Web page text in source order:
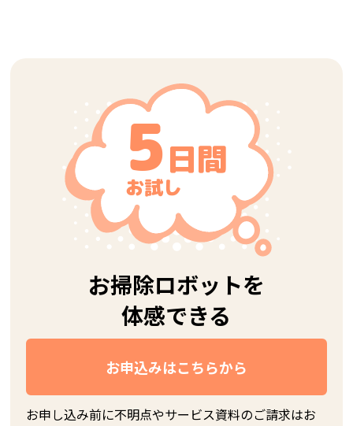
5日間
お試し
お掃除ロボットを
体感できる
お申込みはこちらから
お申し込み前に不明点やサービス資料のご請求はお